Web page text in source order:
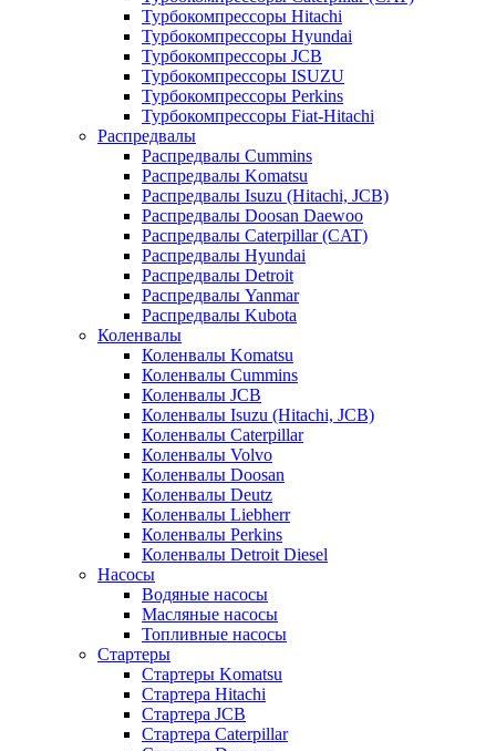
Турбокомпрессоры Hitachi
Турбокомпрессоры Hyundai
Турбокомпрессоры JCB
Турбокомпрессоры ISUZU
Турбокомпрессоры Perkins
Турбокомпрессоры Fiat-Hitachi
Распредвалы
Распредвалы Cummins
Распредвалы Komatsu
Распредвалы Isuzu (Hitachi, JCB)
Распредвалы Doosan Daewoo
Распредвалы Caterpillar (CAT)
Распредвалы Hyundai
Распредвалы Detroit
Распредвалы Yanmar
Распредвалы Kubota
Коленвалы
Коленвалы Komatsu
Коленвалы Cummins
Коленвалы JCB
Коленвалы Isuzu (Hitachi, JCB)
Коленвалы Caterpillar
Коленвалы Volvo
Коленвалы Doosan
Коленвалы Deutz
Коленвалы Liebherr
Коленвалы Perkins
Коленвалы Detroit Diesel
Насосы
Водяные насосы
Масляные насосы
Топливные насосы
Стартеры
Стартеры Komatsu
Стартера Hitachi
Стартера JCB
Стартера Caterpillar